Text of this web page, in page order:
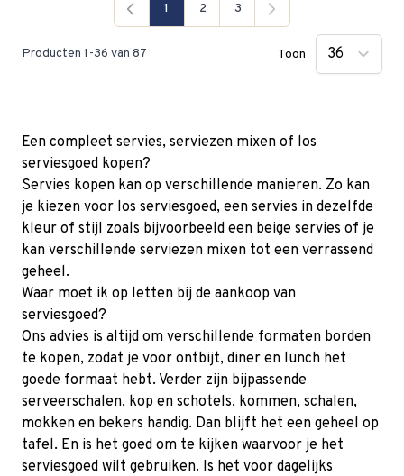
Producten 1 -36 van 87
Je lees momenteel pagina
1 Pagina
2 Pagina
3
Toon
Een compleet servies, serviezen mixen of los
serviesgoed kopen?
Servies kopen kan op verschillende manieren. Zo kan
je kiezen voor los serviesgoed, een servies in dezelfde
kleur of stijl zoals bijvoorbeeld een beige servies of je
kan verschillende serviezen mixen tot een verrassend
geheel.
Waar moet ik op letten bij de aankoop van
serviesgoed?
Ons advies is altijd om verschillende formaten borden
te kopen, zodat je voor ontbijt, diner en lunch het
goede formaat hebt. Verder zijn bijpassende
serveerschalen, kop en schotels, kommen, schalen,
mokken en bekers handig. Dan blijft het een geheel op
tafel. En is het goed om te kijken waarvoor je het
serviesgoed wilt gebruiken. Is het voor dagelijks